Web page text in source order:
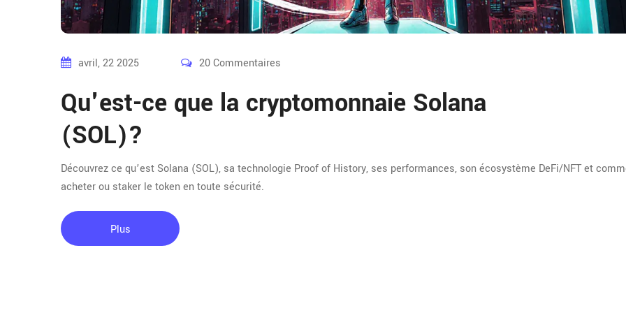
avril, 22 2025 20 Commentaires
Qu'est-ce que la cryptomonnaie Solana
(SOL)?
Découvrez ce qu’est Solana (SOL), sa technologie Proof of History, ses performances, son écosystème DeFi/NFT et
acheter ou staker le token en toute sécurité.
Plus